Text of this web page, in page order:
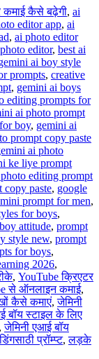
कमाई कैसे बढ़ेगी, ai
editor app, ai
, ai photo editor
editor, best ai
ai boy style
prompts, creative
, gemini ai boys
editing prompts for
ai photo prompt
boy, gemini ai
prompt copy paste
ai photo
ke liye prompt
editing prompt
copy paste, google
prompt for men,
for boys,
attitude, prompt
style new, prompt
for boys,
2026,
, YouTube क्रिएटर
से ऑनलाइन कमाई,
कैसे कमाएं,जेमिनी
बॉय स्टाइल के लिए
जेमिनी एआई बॉय
प्रॉम्प्ट,लड़के